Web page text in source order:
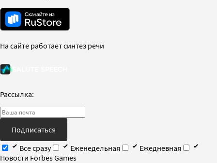
На сайте работает синтез речи
Рассылка:
Подписаться
Все сразу
Еженедельная
Ежедневная
Новости Forbes Games